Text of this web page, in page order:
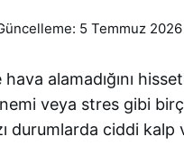
5 Temmuz 2026
alamadığını
veya stres gibi
durumlarda ciddi